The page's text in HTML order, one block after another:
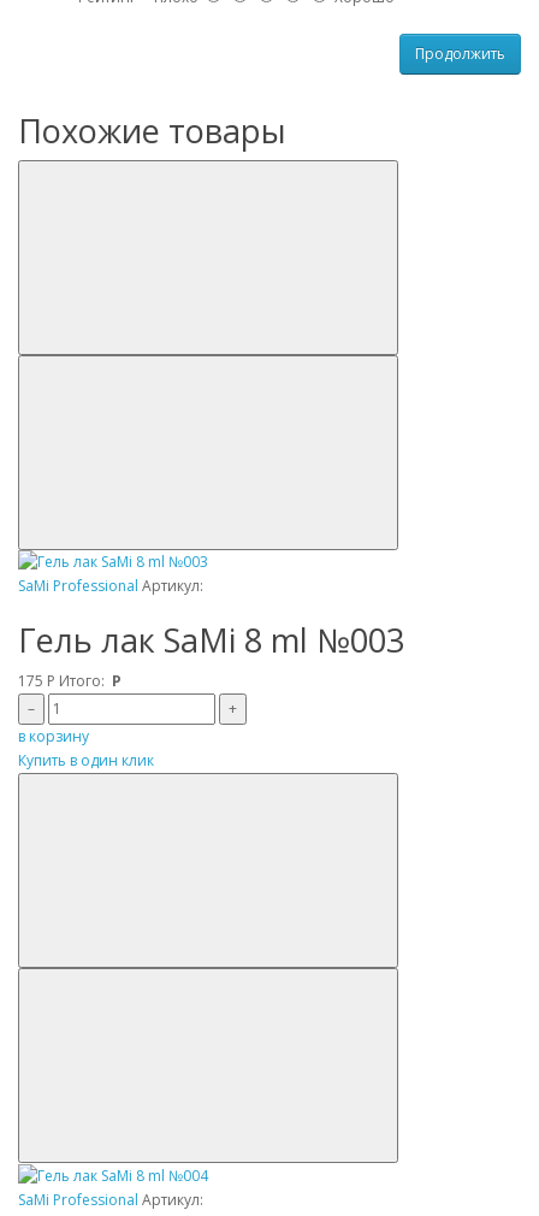
Продолжить
Похожие товары
SaMi Professional Артикул:
Гель лак SaMi 8 ml №003
175 Р Итого: Р
–
+
в корзину
Купить в один клик
SaMi Professional Артикул: